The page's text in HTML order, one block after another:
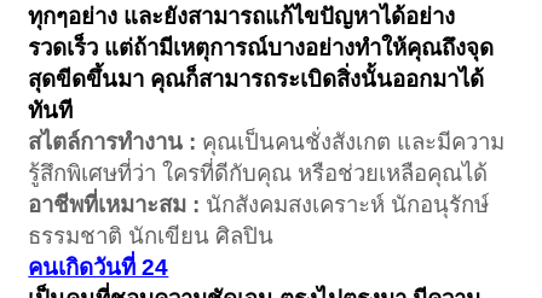
ทุกๆอย่าง และยังสามารถแก้ไขปัญหาได้อย่าง
รวดเร็ว แต่ถ้ามีเหตุการณ์บางอย่างทำให้คุณถึงจุด
สุดขีดขึ้นมา คุณก็สามารถระเบิดสิ่งนั้นออกมาได้
ทันที
สไตล์การทำงาน : คุณเป็นคนชั่งสังเกต และมีความ
รู้สึกพิเศษที่ว่า ใครที่ดีกับคุณ หรือช่วยเหลือคุณได้
อาชีพที่เหมาะสม : นักสังคมสงเคราะห์ นักอนุรักษ์
ธรรมชาติ นักเขียน ศิลปิน
คนเกิดวันที่ 24